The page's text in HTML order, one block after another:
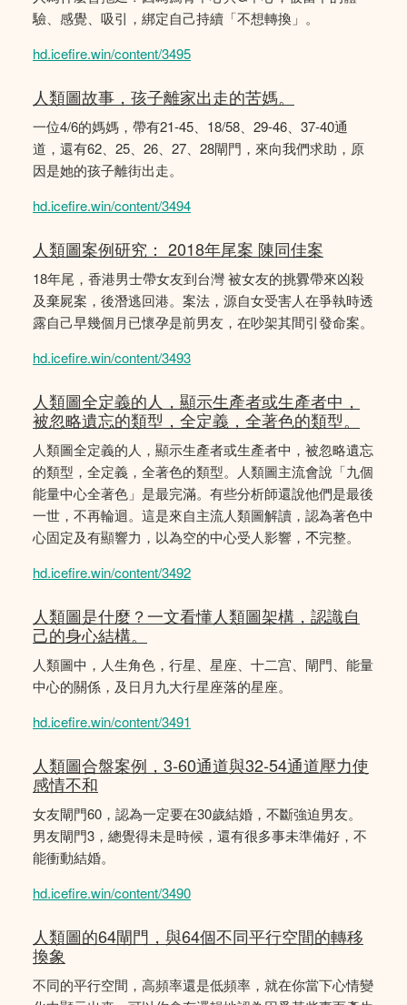
驗、感覺、吸引，綁定自己持續「不想轉換」。
hd.icefire.win/content/3495
人類圖故事，孩子離家出走的苦媽。
一位4/6的媽媽，帶有21-45、18/58、29-46、37-40通
道，還有62、25、26、27、28閘門，來向我們求助，原
因是她的孩子離街出走。
hd.icefire.win/content/3494
人類圖案例研究： 2018年尾案 陳同佳案
18年尾，香港男士帶女友到台灣 被女友的挑釁帶來凶殺
及棄屍案，後潛逃回港。案法，源自女受害人在爭執時透
露自己早幾個月已懷孕是前男友，在吵架其間引發命案。
hd.icefire.win/content/3493
人類圖全定義的人，顯示生產者或生產者中，
被忽略遺忘的類型，全定義，全著色的類型。
人類圖全定義的人，顯示生產者或生產者中，被忽略遺忘
的類型，全定義，全著色的類型。人類圖主流會說「九個
能量中心全著色」是最完滿。有些分析師還說他們是最後
一世，不再輪迴。這是來自主流人類圖解讀，認為著色中
心固定及有顯響力，以為空的中心受人影響，𣎴完整。
hd.icefire.win/content/3492
人類圖是什麼？一文看懂人類圖架構，認識自
己的身心結構。
人類圖中，人生角色，行星、星座、十二宫、閘門、能量
中心的關係，及日月九大行星座落的星座。
hd.icefire.win/content/3491
人類圖合盤案例，3-60通道與32-54通道壓力使
感情不和
女友閘門60，認為一定要在30歲結婚，不斷強迫男友。
男友閘門3，總覺得未是時候，還有很多事未準備好，不
能衝動結婚。
hd.icefire.win/content/3490
人類圖的64閘門，與64個不同平行空間的轉移
換象
不同的平行空間，高頻率還是低頻率，就在你當下心情變